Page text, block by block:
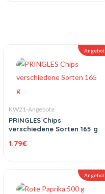
Angebot
KW21-Angebote
PRINGLES Chips
verschiedene Sorten 165 g
1.79€
Angebot